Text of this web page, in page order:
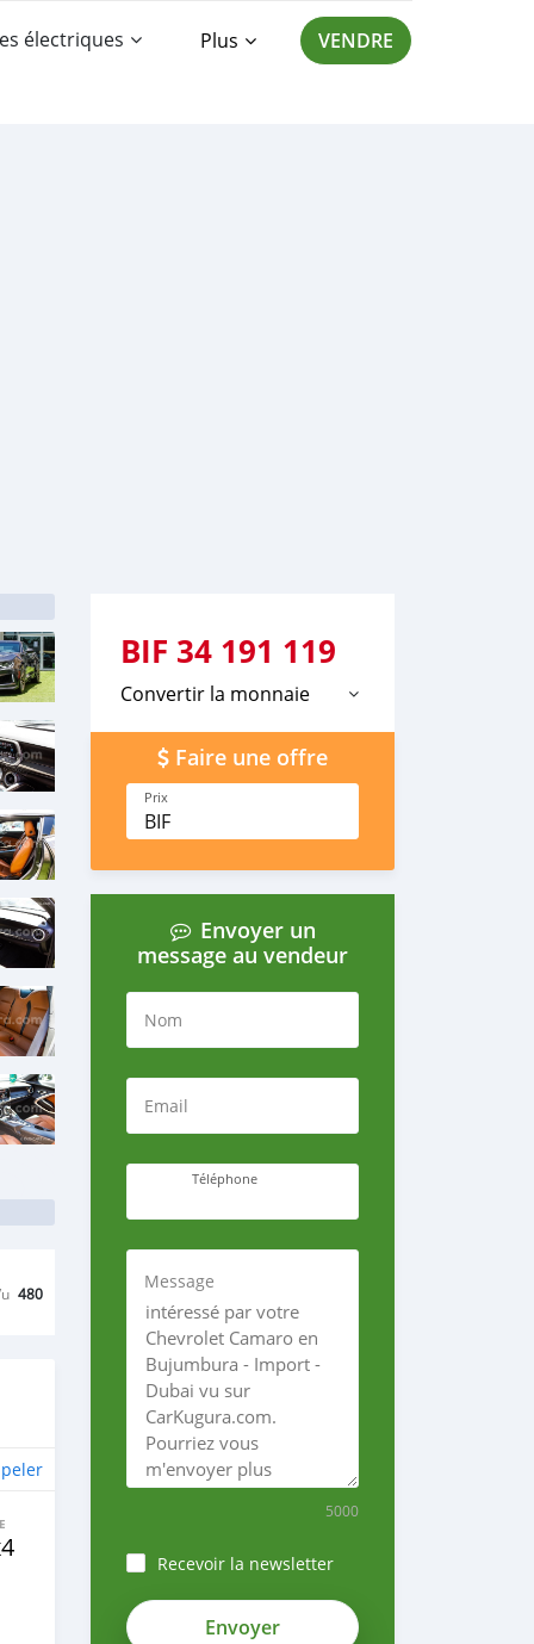
électriques Plus VENDRE
480
BIF 34 191 119
Convertir la monnaie
Faire une offre
Prix
BIF
Envoyer un
message au vendeur
Nom
Email
Téléphone
Message
5000
Recevoir la newsletter